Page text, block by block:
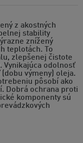
z akostných
stability
znížený
teplotách. To
zlepšenej čistote
Vynikajúca odolnosť
výmeny) oleja.
pôsobí ako
Dobrá ochrana proti
komponenty sú